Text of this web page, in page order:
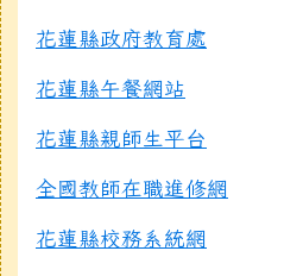
花蓮縣政府教育處
花蓮縣午餐網站
花蓮縣親師生平台
全國教師在職進修網
花蓮縣校務系統網